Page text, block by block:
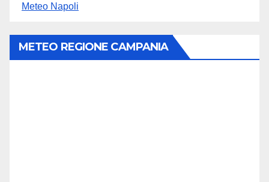
Meteo Napoli
METEO REGIONE CAMPANIA